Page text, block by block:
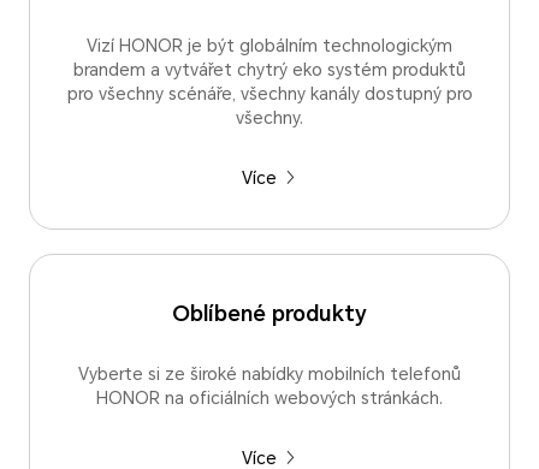
Vizí HONOR je být globálním technologickým
brandem a vytvářet chytrý eko systém produktů
pro všechny scénáře, všechny kanály dostupný pro
všechny.
Více
Oblíbené produkty
Vyberte si ze široké nabídky mobilních telefonů
HONOR na oficiálních webových stránkách.
Více